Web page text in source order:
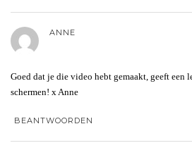
ANNE
Goed dat je die video hebt gemaakt, geeft een
schermen! x Anne
BEANTWOORDEN